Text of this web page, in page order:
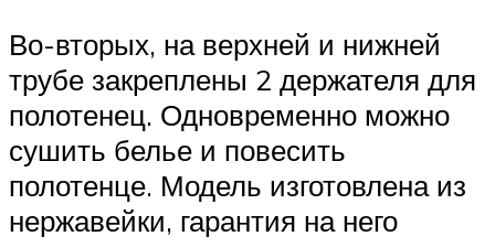
Во-вторых, на верхней и нижней
трубе закреплены 2 держателя для
полотенец. Одновременно можно
сушить белье и повесить
полотенце. Модель изготовлена из
нержавейки, гарантия на него